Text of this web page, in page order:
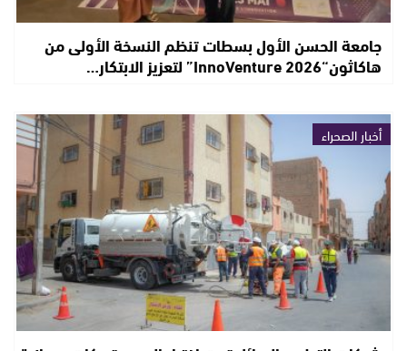
جامعة الحسن الأول بسطات تنظم النسخة الأولى من
هاكاثون“InnoVenture 2026” لتعزيز الابتكار…
أخبار الصحراء